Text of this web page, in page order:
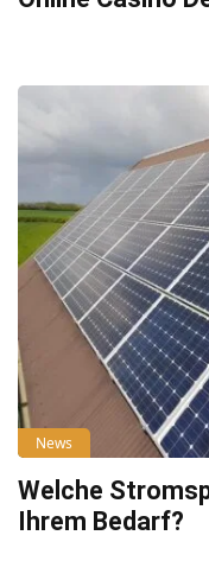
News
Welche
Ihrem Bedarf?